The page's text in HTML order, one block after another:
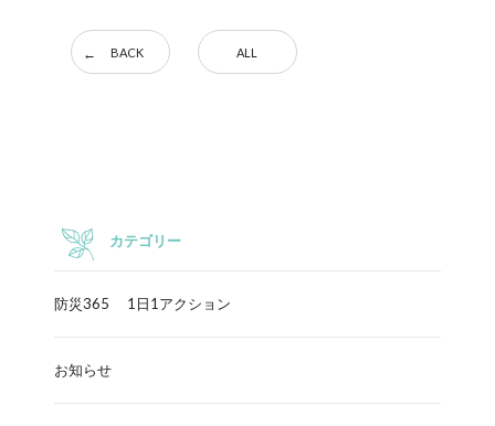
BACK ALL
カテゴリー
防災365 1日1アクション
お知らせ